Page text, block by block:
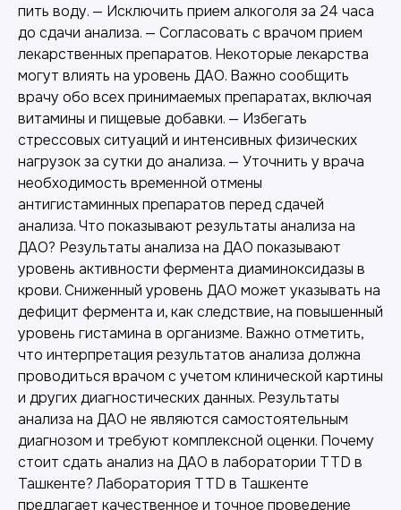
пить воду. — Исключить прием алкоголя за 24 часа
до сдачи анализа. — Согласовать с врачом прием
лекарственных препаратов. Некоторые лекарства
могут влиять на уровень ДАО. Важно сообщить
врачу обо всех принимаемых препаратах, включая
витамины и пищевые добавки. — Избегать
стрессовых ситуаций и интенсивных физических
нагрузок за сутки до анализа. — Уточнить у врача
необходимость временной отмены
антигистаминных препаратов перед сдачей
анализа. Что показывают результаты анализа на
ДАО? Результаты анализа на ДАО показывают
уровень активности фермента диаминоксидазы в
крови. Сниженный уровень ДАО может указывать на
дефицит фермента и, как следствие, на повышенный
уровень гистамина в организме. Важно отметить,
что интерпретация результатов анализа должна
проводиться врачом с учетом клинической картины
и других диагностических данных. Результаты
анализа на ДАО не являются самостоятельным
диагнозом и требуют комплексной оценки. Почему
стоит сдать анализ на ДАО в лаборатории TTD в
Ташкенте? Лаборатория TTD в Ташкенте
предлагает качественное и точное проведение